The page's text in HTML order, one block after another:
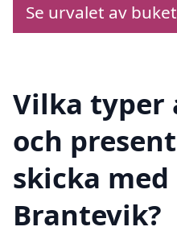
Se urvalet av
Vilka typer
och
skicka
Brantevik?